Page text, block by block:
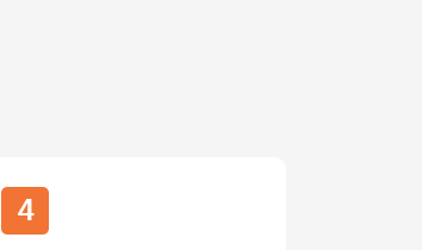
4